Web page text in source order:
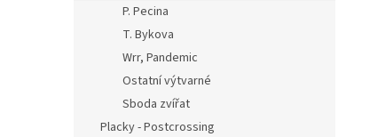
P. Pecina
T. Bykova
Wrr, Pandemic
Ostatní výtvarné
Sboda zvířat
Placky - Postcrossing